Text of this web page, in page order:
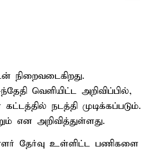
நிறைவடைகிறது.
வெளியிட்ட அறிவிப்பில்,
நடத்தி முடிக்கப்படும்.
என அறிவித்துள்ளது.
தேர்வு உள்ளிட்ட பணிகளை